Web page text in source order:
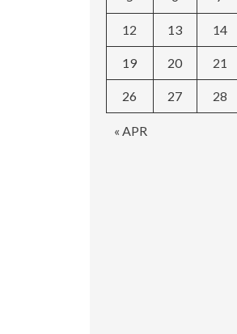
« APR
12 13 14
19 20 21
26 27 28